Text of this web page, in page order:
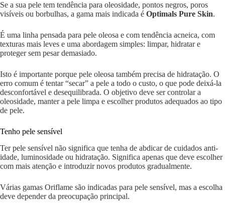
Se a sua pele tem tendência para oleosidade, pontos negros, poros
visíveis ou borbulhas, a gama mais indicada é Optimals Pure Skin.
É uma linha pensada para pele oleosa e com tendência acneica, com
texturas mais leves e uma abordagem simples: limpar, hidratar e
proteger sem pesar demasiado.
Isto é importante porque pele oleosa também precisa de hidratação. O
erro comum é tentar “secar” a pele a todo o custo, o que pode deixá-la
desconfortável e desequilibrada. O objetivo deve ser controlar a
oleosidade, manter a pele limpa e escolher produtos adequados ao tipo
de pele.
Tenho pele sensível
Ter pele sensível não significa que tenha de abdicar de cuidados anti-
idade, luminosidade ou hidratação. Significa apenas que deve escolher
com mais atenção e introduzir novos produtos gradualmente.
Várias gamas Oriflame são indicadas para pele sensível, mas a escolha
deve depender da preocupação principal.